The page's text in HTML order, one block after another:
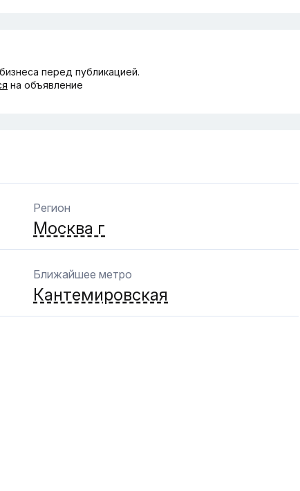
перед публикацией.
на объявление
Регион
Москва г
Ближайшее метро
Кантемировская